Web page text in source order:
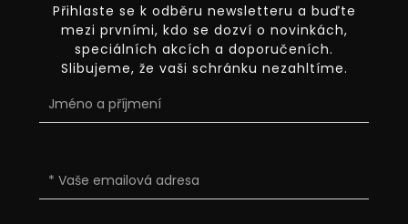
Přihlaste se k odběru newsletteru a buďte
mezi prvními, kdo se dozví o novinkách,
speciálních akcích a doporučeních.
Slibujeme, že vaši schránku nezahltíme.